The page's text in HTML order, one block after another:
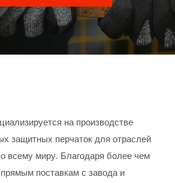
на производстве
защитных перчаток для отраслей
всему миру. Благодаря более чем
поставкам с завода и